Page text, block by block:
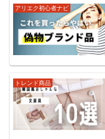
アリエク初心者ナビ
トレンド商品